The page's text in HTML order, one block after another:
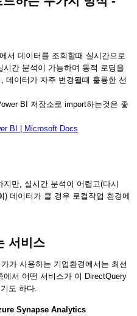
서 데이터를 조회할때 실시간으로
간 분석이 가능하며 동적 로딩을
데이터가 자주 변경될때 훌륭한 선
BI 저장소로 import하는것은 좋
BI | Microsoft Docs
만, 실시간 분석이 어렵고(다시
데이터가 클 경우 로컬작업 환경에
서비스
가 사용하는 기업환경에서는 최선
서 어떤 서비스가 이 DirectQuery
도 하다.
Synapse Analytics